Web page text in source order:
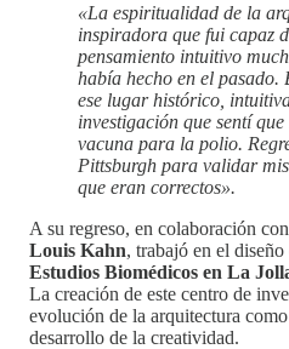
«La espiritualidad de la
inspiradora que fui capaz
pensamiento intuitivo
había hecho en el
ese lugar histórico,
investigación que sentí
vacuna para la polio.
Pittsburgh para validar
que eran correctos».
A su regreso, en colaboración
Louis Kahn, trabajó en el diseño
Estudios Biomédicos en La
La creación de este centro de
evolución de la arquitectura
desarrollo de la creatividad.